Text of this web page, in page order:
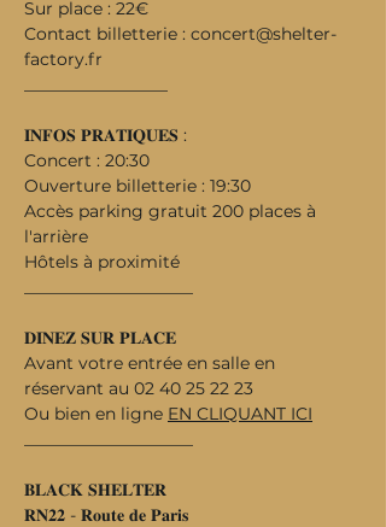
Sur place : 22€
Contact billetterie : concert@shelter-
factory.fr
𝐈𝐍𝐅𝐎𝐒 𝐏𝐑𝐀𝐓𝐈𝐐𝐔𝐄𝐒 :
Concert : 20:30
Ouverture billetterie : 19:30
Accès parking gratuit 200 places à
l'arrière
Hôtels à proximité
𝐃𝐈𝐍𝐄𝐙 𝐒𝐔𝐑 𝐏𝐋𝐀𝐂𝐄
Avant votre entrée en salle en
réservant au 02 40 25 22 23
Ou bien en ligne EN CLIQUANT ICI
𝐁𝐋𝐀𝐂𝐊 𝐒𝐇𝐄𝐋𝐓𝐄𝐑
𝐑𝐍𝟐𝟐 - 𝐑𝐨𝐮𝐭𝐞 𝐝𝐞 𝐏𝐚𝐫𝐢𝐬